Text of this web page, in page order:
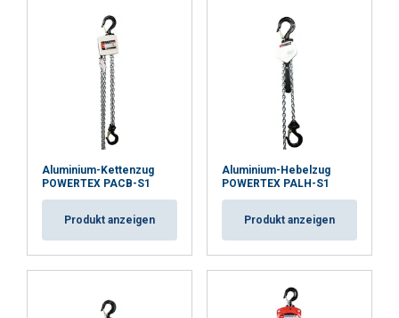
Aluminium-Kettenzug
POWERTEX PACB-S1
Produkt anzeigen
Aluminium-Hebelzug
POWERTEX PALH-S1
Produkt anzeigen
Unbedingt
erforderlich
Targeting
Funktionalität Unklassifizierte
ALLE ABLEHNEN
DETAILS ANZEIGEN